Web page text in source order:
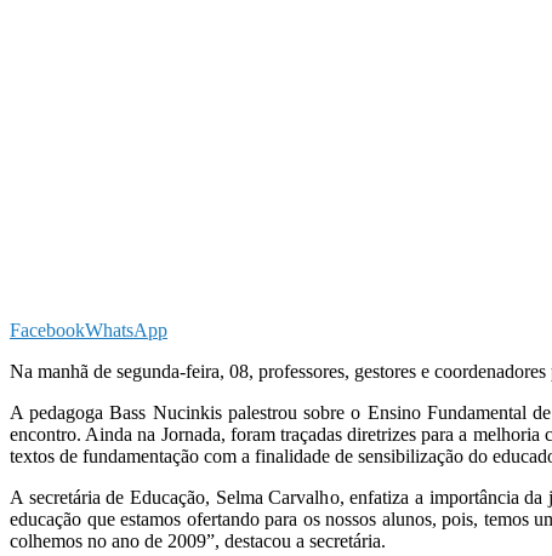
FacebookWhatsApp
Na manhã de segunda-feira, 08, professores, gestores e
A pedagoga Bass Nucinkis palestrou sobre o Ensino Fundamental
encontro. Ainda na Jornada, foram traçadas diretrizes para a
textos de fundamentação com a finalidade de sensibilização do
A secretária de Educação, Selma Carvalho, enfatiza a importância
educação que estamos ofertando para os nossos alunos, pois, temos
colhemos no ano de 2009”, destacou a secretária.